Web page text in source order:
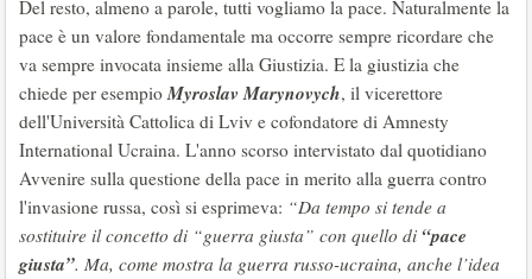
Del resto, almeno a parole, tutti vogliamo la pace. Naturalmente la
pace è un valore fondamentale ma occorre sempre ricordare che
va sempre invocata insieme alla Giustizia. E la giustizia che
chiede per esempioMyroslav Marynovych, il vicerettore
dell'Università Cattolica di Lviv e cofondatore di Amnesty
International Ucraina. L'anno scorso intervistato dal quotidiano
Avvenire sulla questione della pace in merito alla guerra contro
l'invasione russa, così si esprimeva: “Da tempo si tende a
sostituire il concetto di “guerra giusta” con quello di “pace
giusta”. Ma, come mostra la guerra russo-ucraina, anche l’idea